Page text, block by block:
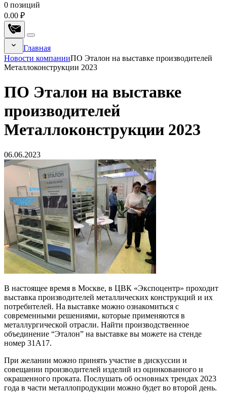
0 позиций
0.00 ₽
Главная
Новости компанииПО Эталон на выставке производителей
Металлоконструкции 2023
ПО Эталон на выставке
производителей
Металлоконструкции 2023
06.06.2023
В настоящее время в Москве, в ЦВК «Экспоцентр» проходит
выставка производителей металлических конструкций и их
потребителей. На выставке можно ознакомиться с
современными решениями, которые применяются в
металлургической отрасли. Найти производственное
объединение “Эталон” на выставке вы можете на стенде
номер 31А17.
При желании можно принять участие в дискуссии и
совещании производителей изделий из оцинкованного и
окрашенного проката. Послушать об основных трендах 2023
года в части металлопродукции можно будет во второй день.